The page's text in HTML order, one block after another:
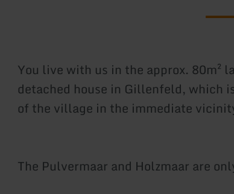
You live with us in the approx. 80m²
detached house in Gillenfeld, which
of the village in the immediate
The Pulvermaar and Holzmaar are